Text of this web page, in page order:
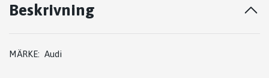
Beskrivning
MÄRKE: Audi